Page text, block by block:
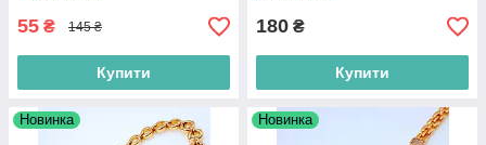
55 ₴ 145 ₴
Купити
180 ₴
Купити
Новинка Новинка